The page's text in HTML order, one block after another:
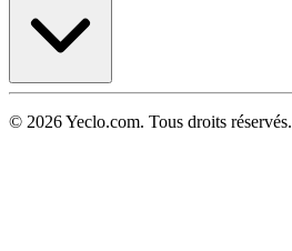
© 2026 Yeclo.com. Tous droits réservés.